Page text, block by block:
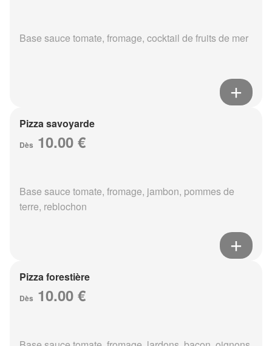
Base sauce tomate, fromage, cocktail de fruits de mer
Pizza savoyarde
Dès 10.00 €
Base sauce tomate, fromage, jambon, pommes de
terre, reblochon
Pizza forestière
Dès 10.00 €